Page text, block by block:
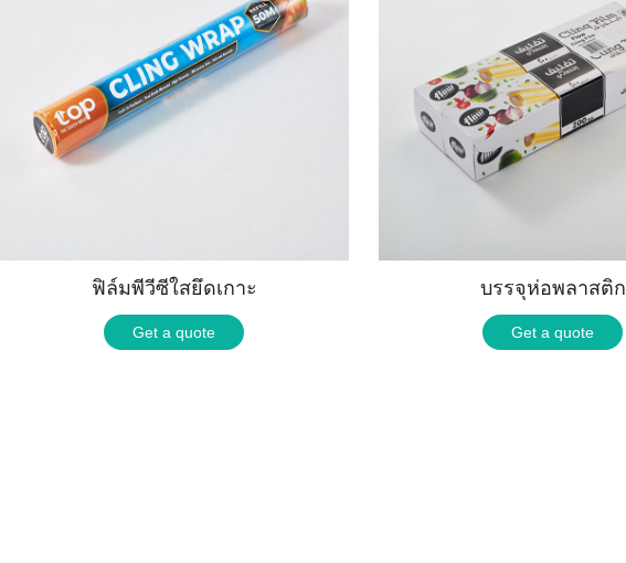
ฟิล์มพีวีซีใสยึดเกาะ
Get a quote
บรรจุห่อพลาสติก
Get a quote